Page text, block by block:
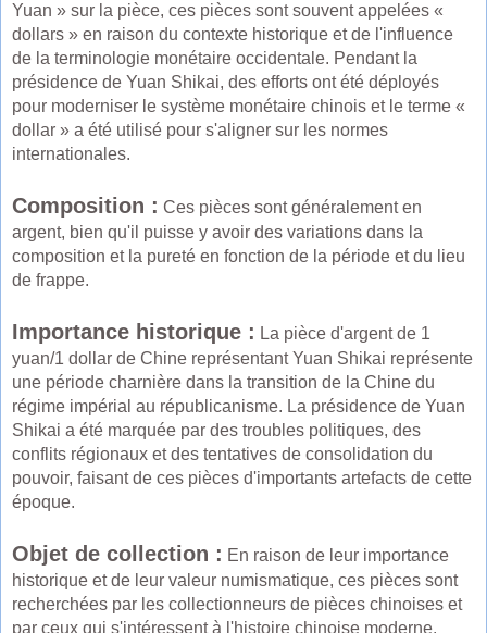
Yuan » sur la pièce, ces pièces sont souvent appelées «
dollars » en raison du contexte historique et de l'influence
de la terminologie monétaire occidentale. Pendant la
présidence de Yuan Shikai, des efforts ont été déployés
pour moderniser le système monétaire chinois et le terme «
dollar » a été utilisé pour s'aligner sur les normes
internationales.
Composition : Ces pièces sont généralement en
argent, bien qu'il puisse y avoir des variations dans la
composition et la pureté en fonction de la période et du lieu
de frappe.
Importance historique : La pièce d'argent de 1
yuan/1 dollar de Chine représentant Yuan Shikai représente
une période charnière dans la transition de la Chine du
régime impérial au républicanisme. La présidence de Yuan
Shikai a été marquée par des troubles politiques, des
conflits régionaux et des tentatives de consolidation du
pouvoir, faisant de ces pièces d'importants artefacts de cette
époque.
Objet de collection : En raison de leur importance
historique et de leur valeur numismatique, ces pièces sont
recherchées par les collectionneurs de pièces chinoises et
par ceux qui s'intéressent à l'histoire chinoise moderne.